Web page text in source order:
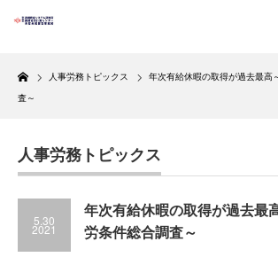
Home
人事労務トピックス 年次有給休暇の取得が過去最高
査～
人事労務トピックス
5.30
2021
年次有給休暇の取得が過去最
労条件総合調査～